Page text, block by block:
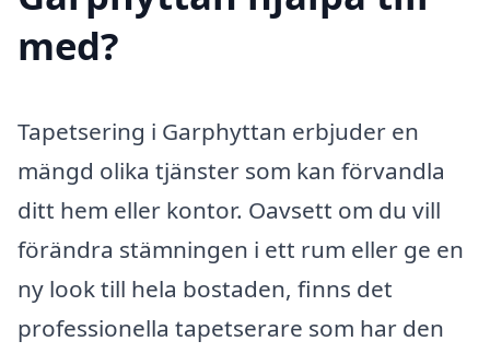
med?
Tapetsering i Garphyttan erbjuder en
mängd olika tjänster som kan förvandla
ditt hem eller kontor. Oavsett om du vill
förändra stämningen i ett rum eller ge en
ny look till hela bostaden, finns det
professionella tapetserare som har den